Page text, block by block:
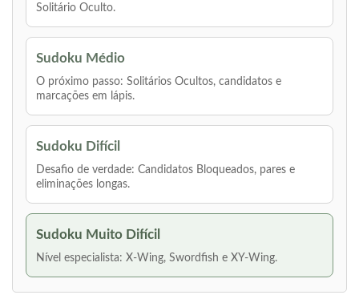
Solitário Oculto.
Sudoku Médio
O próximo passo: Solitários Ocultos, candidatos e
marcações em lápis.
Sudoku Difícil
Desafio de verdade: Candidatos Bloqueados, pares e
eliminações longas.
Sudoku Muito Difícil
Nível especialista: X-Wing, Swordfish e XY-Wing.